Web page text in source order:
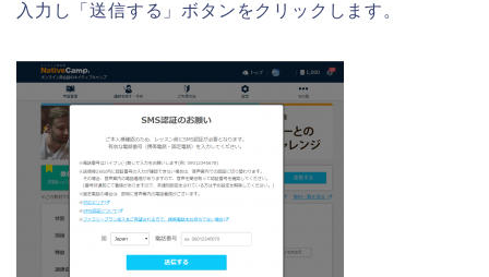
入力し「送信する」ボタンをクリックします。